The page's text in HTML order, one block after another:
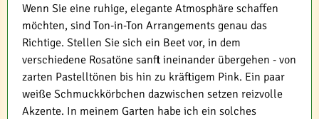
Wenn Sie eine ruhige, elegante Atmosphäre schaffen
möchten, sind Ton-in-Ton Arrangements genau das
Richtige. Stellen Sie sich ein Beet vor, in dem
verschiedene Rosatöne sanft ineinander übergehen - von
zarten Pastelltönen bis hin zu kräftigem Pink. Ein paar
weiße Schmuckkörbchen dazwischen setzen reizvolle
Akzente. In meinem Garten habe ich ein solches